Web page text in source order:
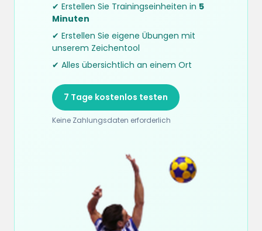
✔ Erstellen Sie Trainingseinheiten in 5
Minuten
✔ Erstellen Sie eigene Übungen mit
unserem Zeichentool
✔ Alles übersichtlich an einem Ort
7 Tage kostenlos testen
Keine Zahlungsdaten erforderlich